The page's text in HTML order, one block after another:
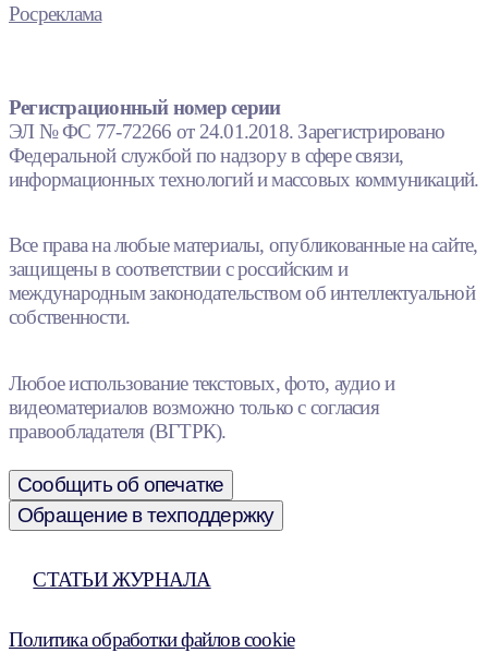
Росреклама
Регистрационный номер серии
ЭЛ № ФС 77-72266 от 24.01.2018. Зарегистрировано
Федеральной службой по надзору в сфере связи,
информационных технологий и массовых коммуникаций.
Все права на любые материалы, опубликованные на сайте,
защищены в соответствии с российским и
международным законодательством об интеллектуальной
собственности.
Любое использование текстовых, фото, аудио и
видеоматериалов возможно только с согласия
правообладателя (ВГТРК).
Сообщить об опечатке
Обращение в техподдержку
СТАТЬИ ЖУРНАЛА
Политика обработки файлов cookie